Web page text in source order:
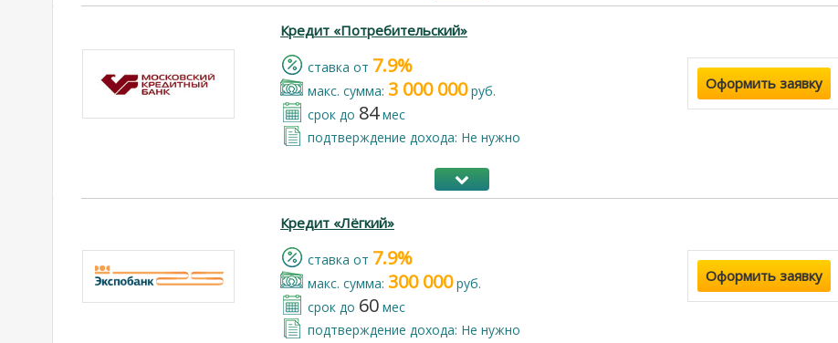
Кредит «Потребительский»
cтавка от 7.9%
макс. сумма: 3 000 000руб.
срок до 84мес
подтверждение дохода: Не нужно
Оформить заявку
Кредит «Лёгкий»
cтавка от 7.9%
макс. сумма: 300 000руб.
срок до 60 мес
подтверждение дохода: Не нужно
Оформить заявку